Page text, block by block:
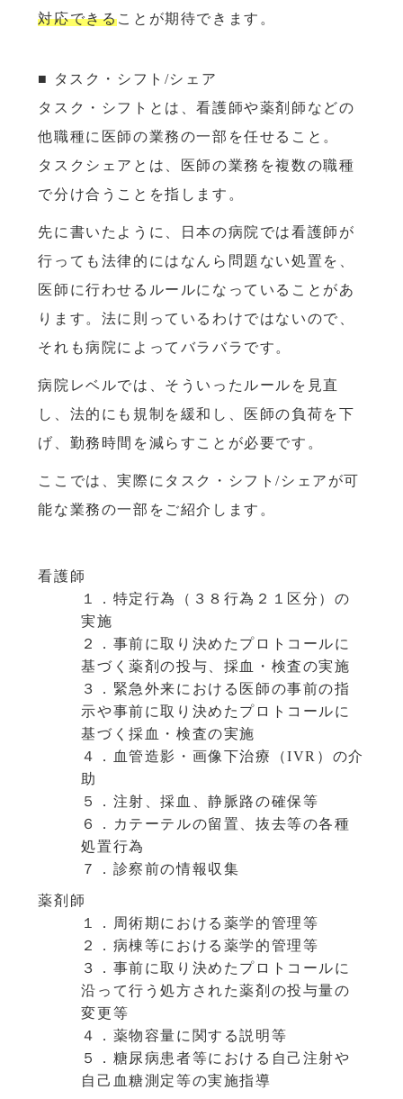
対応できることが期待できます。
■ タスク・シフト/シェア
タスク・シフトとは、看護師や薬剤師などの
他職種に医師の業務の一部を任せること。
タスクシェアとは、医師の業務を複数の職種
で分け合うことを指します。
先に書いたように、日本の病院では看護師が
行っても法律的にはなんら問題ない処置を、
医師に行わせるルールになっていることがあ
ります。法に則っているわけではないので、
それも病院によってバラバラです。
病院レベルでは、そういったルールを見直
し、法的にも規制を緩和し、医師の負荷を下
げ、勤務時間を減らすことが必要です。
ここでは、実際にタスク・シフト/シェアが可
能な業務の一部をご紹介します。
看護師
１．特定行為（３８行為２１区分）の
実施
２．事前に取り決めたプロトコールに
基づく薬剤の投与、採血・検査の実施
３．緊急外来における医師の事前の指
示や事前に取り決めたプロトコールに
基づく採血・検査の実施
４．血管造影・画像下治療（IVR）の介
助
５．注射、採血、静脈路の確保等
６．カテーテルの留置、抜去等の各種
処置行為
７．診察前の情報収集
薬剤師
１．周術期における薬学的管理等
２．病棟等における薬学的管理等
３．事前に取り決めたプロトコールに
沿って行う処方された薬剤の投与量の
変更等
４．薬物容量に関する説明等
５．糖尿病患者等における自己注射や
自己血糖測定等の実施指導